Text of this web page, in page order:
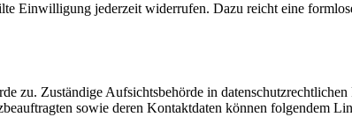
Einwilligung jederzeit widerrufen. Dazu reicht eine
zu. Zuständige Aufsichtsbehörde in datenschutzrechtlichen
sowie deren Kontaktdaten können folgendem